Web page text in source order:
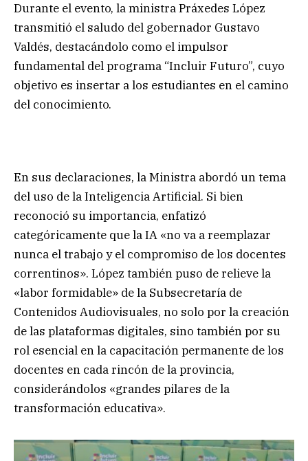
Durante el evento, la ministra Práxedes López
transmitió el saludo del gobernador Gustavo
Valdés, destacándolo como el impulsor
fundamental del programa “Incluir Futuro”, cuyo
objetivo es insertar a los estudiantes en el camino
del conocimiento.
En sus declaraciones, la Ministra abordó un tema
del uso de la Inteligencia Artificial. Si bien
reconoció su importancia, enfatizó
categóricamente que la IA «no va a reemplazar
nunca el trabajo y el compromiso de los docentes
correntinos». López también puso de relieve la
«labor formidable» de la Subsecretaría de
Contenidos Audiovisuales, no solo por la creación
de las plataformas digitales, sino también por su
rol esencial en la capacitación permanente de los
docentes en cada rincón de la provincia,
considerándolos «grandes pilares de la
transformación educativa».